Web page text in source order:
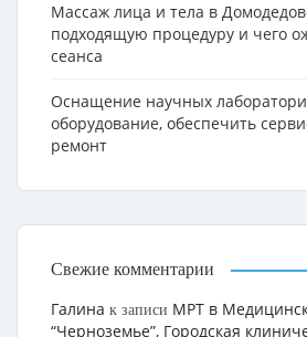
Массаж лица и тела в
подходящую процедуру и чего
сеанса
Оснащение научных
оборудование, обеспечить
ремонт
Свежие комментарии
Галина к записи МРТ в
“Черноземье”, Городская